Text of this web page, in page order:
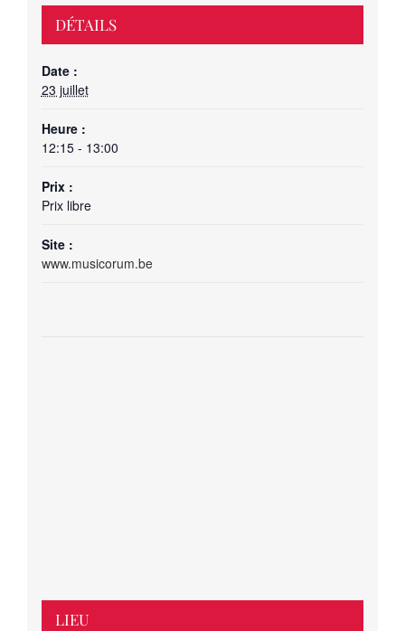
DÉTAILS
Date :
23 juillet
Heure :
12:15 - 13:00
Prix :
Prix libre
Site :
www.musicorum.be
LIEU